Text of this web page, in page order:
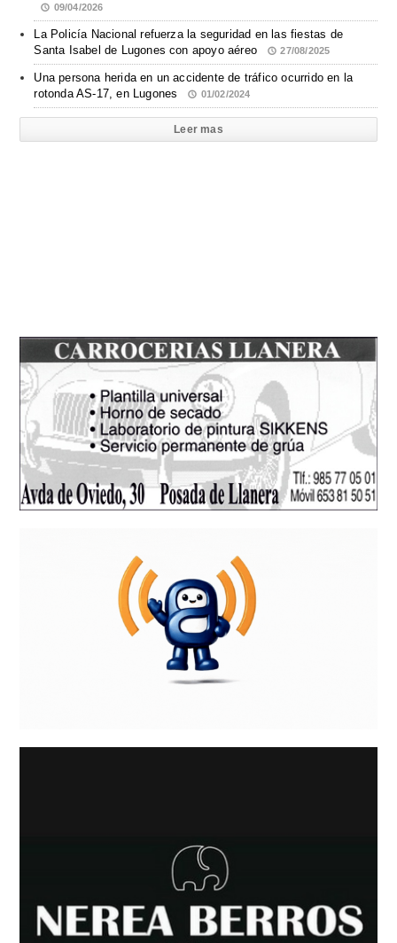
09/04/2026
La Policía Nacional refuerza la seguridad en las fiestas de
Santa Isabel de Lugones con apoyo aéreo
27/08/2025
Una persona herida en un accidente de tráfico ocurrido en la
rotonda AS-17, en Lugones
01/02/2024
Leer mas